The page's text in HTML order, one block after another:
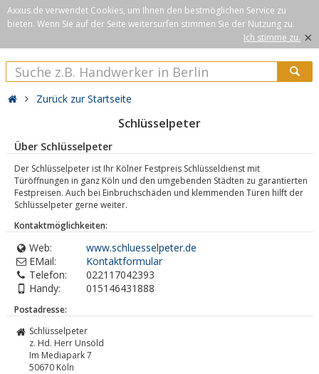
Axxus.de verwendet Cookies, um Ihnen den bestmöglichen Service zu
bieten. Wenn Sie auf der Seite weitersurfen stimmen Sie der Nutzung zu.
Ich stimme zu. ×
Zurück zur Startseite
Schlüsselpeter
Über Schlüsselpeter
Der Schlüsselpeter ist Ihr Kölner Festpreis Schlüsseldienst mit
Türöffnungen in ganz Köln und den umgebenden Städten zu garantierten
Festpreisen. Auch bei Einbruchschäden und klemmenden Türen hilft der
Schlüsselpeter gerne weiter.
Kontaktmöglichkeiten:
Web:
www.schluesselpeter.de
EMail:
Kontaktformular
Telefon:
022117042393
Handy:
015146431888
Postadresse:
Schlüsselpeter
z. Hd. Herr Unsöld
Im Mediapark 7
50670 Köln